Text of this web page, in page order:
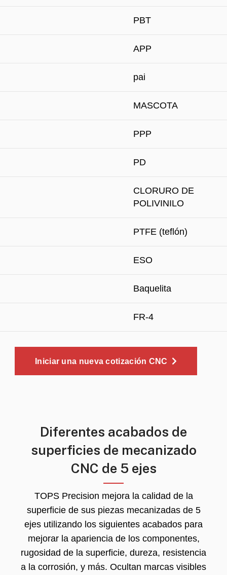
PBT
APP
pai
MASCOTA
PPP
PD
CLORURO DE
POLIVINILO
PTFE (teflón)
ESO
Baquelita
FR-4
Iniciar una nueva cotización CNC
Diferentes acabados de
superficies de mecanizado
CNC de 5 ejes
TOPS Precision mejora la calidad de la
superficie de sus piezas mecanizadas de 5
ejes utilizando los siguientes acabados para
mejorar la apariencia de los componentes,
rugosidad de la superficie, dureza, resistencia
a la corrosión, y más. Ocultan marcas visibles